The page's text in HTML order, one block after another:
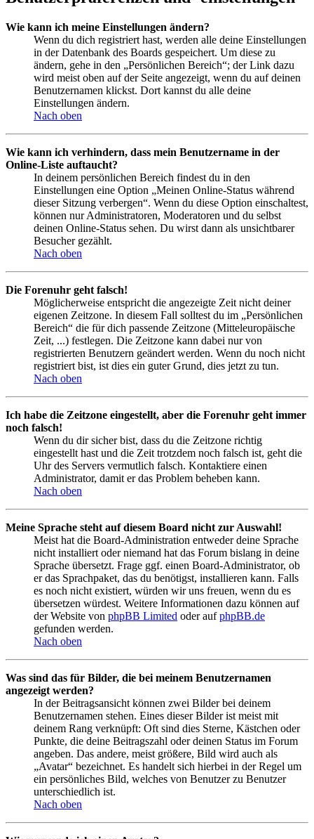
Wie kann ich meine Einstellungen ändern?
Wenn du dich registriert hast, werden alle deine Einstellungen
in der Datenbank des Boards gespeichert. Um diese zu
ändern, gehe in den „Persönlichen Bereich“; der Link dazu
wird meist oben auf der Seite angezeigt, wenn du auf deinen
Benutzernamen klickst. Dort kannst du alle deine
Einstellungen ändern.
Nach oben
Wie kann ich verhindern, dass mein Benutzername in der
Online-Liste auftaucht?
In deinem persönlichen Bereich findest du in den
Einstellungen eine Option „Meinen Online-Status während
dieser Sitzung verbergen“. Wenn du diese Option einschaltest,
können nur Administratoren, Moderatoren und du selbst
deinen Online-Status sehen. Du wirst dann als unsichtbarer
Besucher gezählt.
Nach oben
Die Forenuhr geht falsch!
Möglicherweise entspricht die angezeigte Zeit nicht deiner
eigenen Zeitzone. In diesem Fall solltest du im „Persönlichen
Bereich“ die für dich passende Zeitzone (Mitteleuropäische
Zeit, ...) festlegen. Die Zeitzone kann dabei nur von
registrierten Benutzern geändert werden. Wenn du noch nicht
registriert bist, ist dies ein guter Grund, dies jetzt zu tun.
Nach oben
Ich habe die Zeitzone eingestellt, aber die Forenuhr geht immer
noch falsch!
Wenn du dir sicher bist, dass du die Zeitzone richtig
eingestellt hast und die Zeit trotzdem noch falsch ist, geht die
Uhr des Servers vermutlich falsch. Kontaktiere einen
Administrator, damit er das Problem beheben kann.
Nach oben
Meine Sprache steht auf diesem Board nicht zur Auswahl!
Meist hat die Board-Administration entweder deine Sprache
nicht installiert oder niemand hat das Forum bislang in deine
Sprache übersetzt. Frage ggf. einen Board-Administrator, ob
er das Sprachpaket, das du benötigst, installieren kann. Falls
es noch nicht existiert, würden wir uns freuen, wenn du es
übersetzen würdest. Weitere Informationen dazu können auf
der Website von phpBB Limited oder aufphpBB.de
gefunden werden.
Nach oben
Was sind das für Bilder, die bei meinem Benutzernamen
angezeigt werden?
In der Beitragsansicht können zwei Bilder bei deinem
Benutzernamen stehen. Eines dieser Bilder ist meist mit
deinem Rang verknüpft: Oft sind dies Sterne, Kästchen oder
Punkte, die deine Beitragszahl oder deinen Status im Forum
angeben. Das andere, meist größere, Bild wird auch als
„Avatar“ bezeichnet. Es handelt sich hierbei in der Regel um
ein persönliches Bild, welches von Benutzer zu Benutzer
unterschiedlich ist.
Nach oben